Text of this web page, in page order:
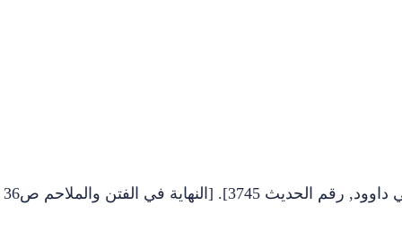
[ مسند الإمام أحمد, رقم الحديث 8356]. و[سنن أبي داوود, رقم الحديث 3745]. [النهاية في الفتن والملاحم ص36